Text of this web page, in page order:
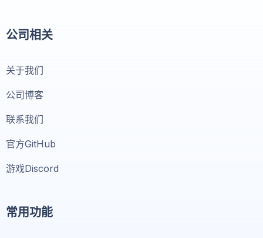
公司相关
关于我们
公司博客
联系我们
官方GitHub
游戏Discord
常用功能